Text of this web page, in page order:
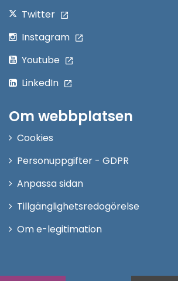
Twitter
Instagram
Youtube
LinkedIn
Om webbplatsen
Cookies
Personuppgifter - GDPR
Anpassa sidan
Tillgänglighetsredogörelse
Om e-legitimation